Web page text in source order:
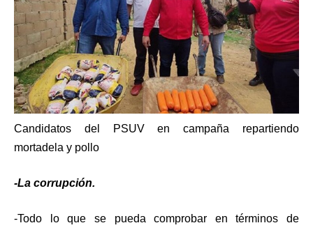
Candidatos del PSUV en campaña repartiendo
mortadela y pollo
-La corrupción.
-Todo lo que se pueda comprobar en términos de